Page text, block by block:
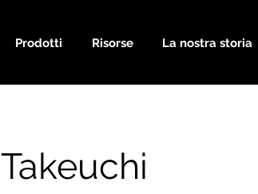
Prodotti Risorse La nostra storia
Takeuchi